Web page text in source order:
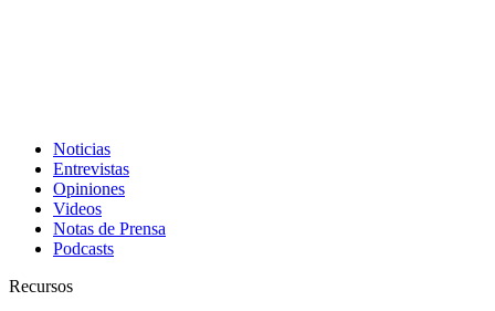
Noticias
Entrevistas
Opiniones
Videos
Notas de Prensa
Podcasts
Recursos